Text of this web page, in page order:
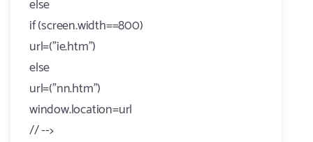
else
if (screen.width==800)
url=("ie.htm")
else
url=("nn.htm")
window.location=url
// -->